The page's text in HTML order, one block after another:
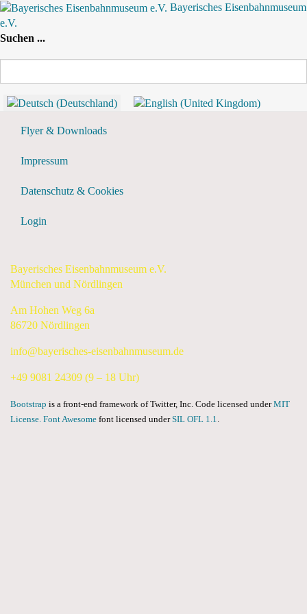
Bayerisches Eisenbahnmuseum
e.V.
Suchen ...
Nach Jahr
Flyer & Downloads
Impressum
Datenschutz & Cookies
Login
Bayerisches Eisenbahnmuseum e.V.
München und Nördlingen
Am Hohen Weg 6a
86720 Nördlingen
info@bayerisches-eisenbahnmuseum.de
+49 9081 24309 (9 – 18 Uhr)
Bootstrap is a front-end framework of Twitter, Inc. Code licensed underMIT
License. Font Awesome font licensed underSIL OFL 1.1.